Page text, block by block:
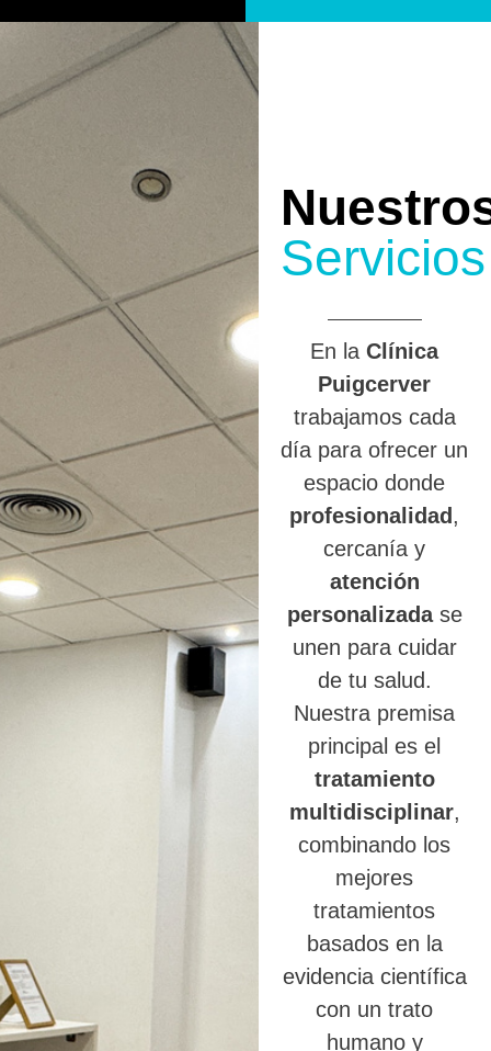
Servicios
En laClínica
Puigcerver
trabajamos cada
día para ofrecer un
espacio donde
profesionalidad ,
cercanía y
atención
personalizadase
unen para cuidar
de tu salud.
Nuestra premisa
principal es el
tratamiento
multidisciplinar,
combinando los
mejores
tratamientos
basados en la
evidencia científica
con un trato
humano y